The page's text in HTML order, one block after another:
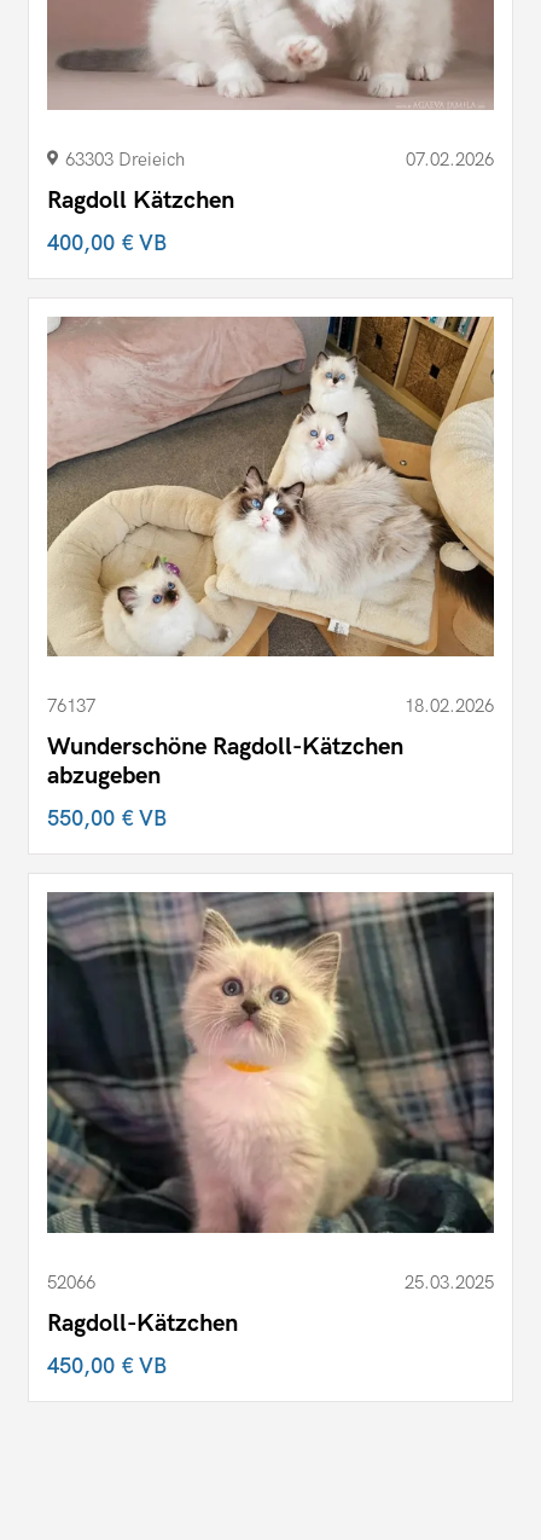
63303 Dreieich 07.02.2026
Ragdoll Kätzchen
400,00 €VB
76137 18.02.2026
Wunderschöne Ragdoll-Kätzchen
abzugeben
550,00 €VB
52066 25.03.2025
Ragdoll-Kätzchen
450,00 €VB